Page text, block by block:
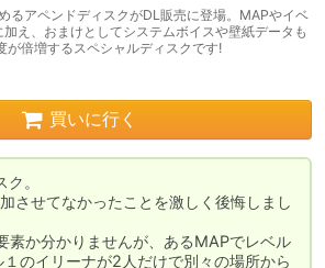
るアペンドディスクがDL販売に登場。MAPやイベ
え、おまけとしてシステムボイスや壁紙データも
が倍増するスペシャルディスクです!
買いに行く
。
させてなかったことを激しく後悔しまし
素か分かりませんが、あるMAPでレベル
のイリーナが2人だけで別々の場所から